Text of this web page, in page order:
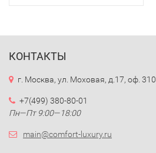
КОНТАКТЫ
г. Москва, ул. Моховая, д.17, оф. 310
+7(499) 380-80-01
Пн—Пт 9:00—18:00
main@comfort-luxury.ru